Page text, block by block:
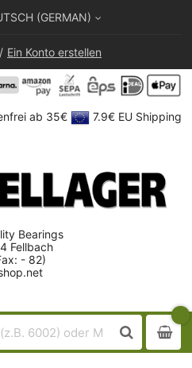
(GERMAN)
Ein Konto erstellen
ab 35€ 7.9€ EU Shipping
Bearings
Fellbach
- 82)